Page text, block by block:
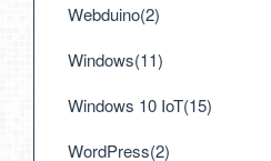
Webduino(2)
Windows(11)
Windows 10 IoT(15)
WordPress(2)